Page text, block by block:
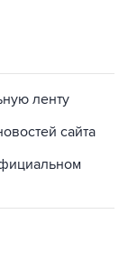
ленту
сайта